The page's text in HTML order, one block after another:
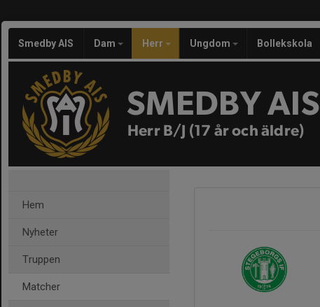
Smedby AIS Dam Herr Ungdom Bollekskola
SMEDBY AIS
Herr B/J (17 år och äldre)
Hem
Nyheter
Truppen
Matcher